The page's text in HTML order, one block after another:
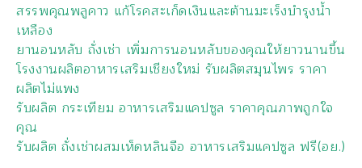
สรรพคุณพลูคาว แก้โรคสะเก็ดเงินและต้านมะเร็งบำรุงน้ำ
เหลือง
ยานอนหลับ ถั่งเช่า เพิ่มการนอนหลับของคุณให้ยาวนานขึ้น
โรงงานผลิตอาหารเสริมเชียงใหม่ รับผลิตสมุนไพร ราคา
ผลิตไม่แพง
รับผลิต กระเทียม อาหารเสริมแคปซูล ราคาคุณภาพถูกใจ
คุณ
รับผลิต ถั่งเช่าผสมเห็ดหลินจือ อาหารเสริมแคปซูล ฟรี(อย.)